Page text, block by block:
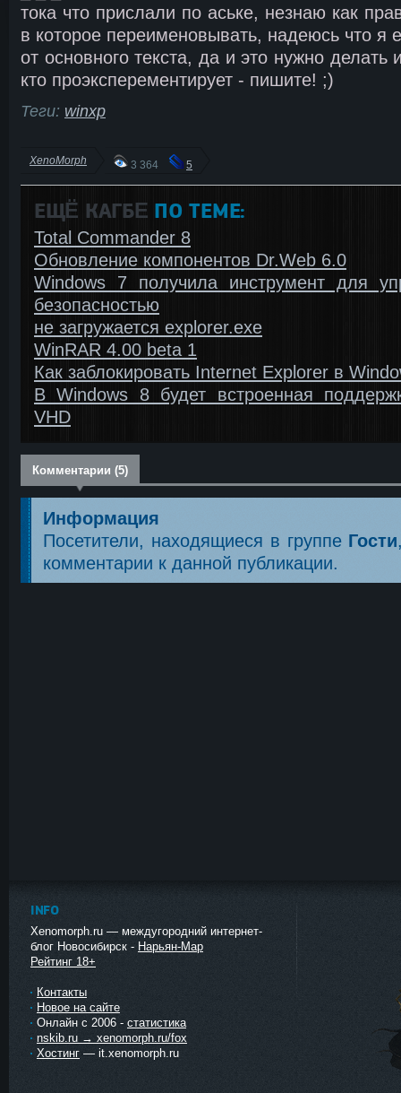
тока что прислали по аське, незнаю как
в которое переименовывать, надеюсь что я
от основного текста, да и это нужно
кто проэксперементирует - пишите! ;)
Теги: winxp
XenoMorph 3 364 5
ЕЩЁ КАГБΕ ПО ТЕМЕ:
Total Commander 8
Обновление компонентов Dr.Web 6.0
Windows 7 получила инструмент для
безопасностью
не загружается explorer.exe
WinRAR 4.00 beta 1
Как заблокировать Internet Explorer в
В Windows 8 будет встроенная
VHD
Комментарии (5)
Информация
Посетители, находящиеся в группе Гости
комментарии к данной публикации.
INFO
Xenomorph.ru — междугородний интернет-
блог Новосибирск - Нарьян-Мар
Рейтинг 18+
Контакты
Новое на сайте
Онлайн с 2006 - статистика
nskib.ru → xenomorph.ru/fox
Хостинг — it.xenomorph.ru